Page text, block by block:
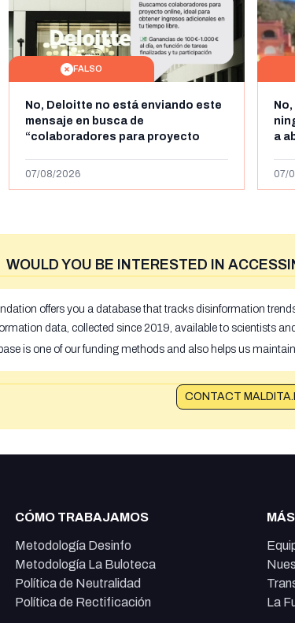
FALSO
No, Deloitte no está enviando este
mensaje en busca de
“colaboradores para proyecto
1.000 euros al día: es un timo
07/08/2026
a
y
07/
WOULD YOU BE INTERESTED IN
offers you a database that tracks disinformation
data, collected since 2019, available to scientists
is one of our funding methods and also helps us
CONTACT
CÓMO TRABAJAMOS
Metodología Desinfo
Metodología La Buloteca
Política de Neutralidad
Política de Rectificación
La